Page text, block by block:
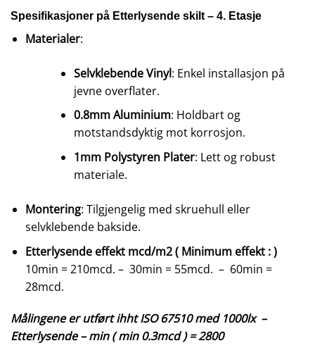
Spesifikasjoner på Etterlysende skilt – 4. Etasje
Materialer:
Selvklebende Vinyl: Enkel installasjon på
jevne overflater.
0.8mm Aluminium: Holdbart og
motstandsdyktig mot korrosjon.
1mm Polystyren Plater: Lett og robust
materiale.
Montering: Tilgjengelig med skruehull eller
selvklebende bakside.
Etterlysende effekt mcd/m2 ( Minimum effekt : )
10min = 210mcd. – 30min = 55mcd. – 60min =
28mcd.
Målingene er utført ihht ISO 67510 med 1000lx –
Etterlysende – min ( min 0.3mcd ) = 2800